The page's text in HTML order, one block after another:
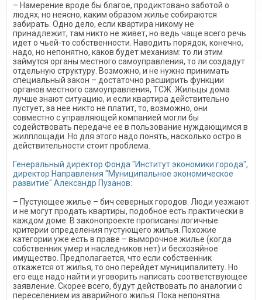
– Намерение вроде бы благое, продиктовано заботой о
людях, но неясно, каким образом жилье собираются
забирать. Одно дело, если квартира никому не
принадлежит, там никто не живет, но ведь чаще всего речь
идет о чьей-то собственности. Наводить порядок, конечно,
надо, но непонятно, каков будет механизм: то ли этим
займутся органы местного самоуправления, то ли создадут
отдельную структуру. Возможно, и не нужно принимать
специальный закон – достаточно расширить функции
органов местного самоуправления, ТСЖ. Жильцы дома
лучше знают ситуацию, и если квартира действительно
пустует, за нее никто не платит, то, возможно, они
совместно с управляющей компанией могли бы
содействовать передаче ее в пользование нуждающимся в
жилплощади. Но для этого надо понять, насколько остро в
действительности стоит проблема.
Генеральный директор Фонда "Институт экономики города",
директор Направления "Муниципальное экономическое
развитие" Александр Пузанов:
– Пустующее жилье – бич северных городов. Люди уезжают
и не могут продать квартиры, подобное есть практически в
каждом доме. В законопроекте прописаны логичные
критерии определения пустующего жилья. Похожие
категории уже есть в праве – выморочное жилье (когда
собственник умер и наследников нет) и бесхозяйное
имущество. Предполагается, что если собственник
откажется от жилья, то оно перейдет муниципалитету. Но
его еще надо найти и уговорить написать соответствующее
заявление. Скорее всего, будут действовать по аналогии с
переселением из аварийного жилья. Пока непонятна